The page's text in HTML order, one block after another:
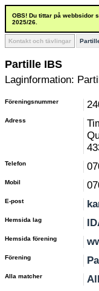
OBS! Du tittar på webbsidor
2025/26.
Kontakt och tävlingar
Partille IBS
Laginformation:
Föreningsnummer
Adress
Telefon
Mobil
E-post
Hemsida lag
Hemsida förening
Förening
Alla matcher